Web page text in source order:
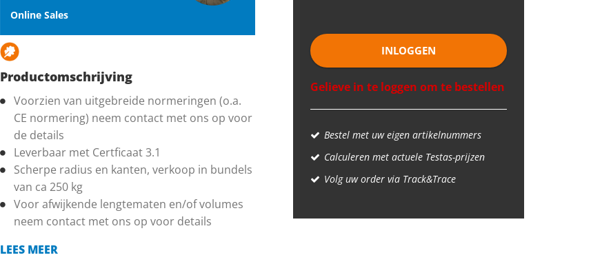
Online Sales
Productomschrijving
Voorzien van uitgebreide normeringen (o.a.
CE normering) neem contact met ons op voor
de details
Leverbaar met Certficaat 3.1
Scherpe radius en kanten, verkoop in bundels
van ca 250 kg
Voor afwijkende lengtematen en/of volumes
neem contact met ons op voor details
LEES MEER
INLOGGEN
Gelieve in te loggen om te bestellen
Bestel met uw eigen artikelnummers
Calculeren met actuele Testas-prijzen
Volg uw order via Track&Trace